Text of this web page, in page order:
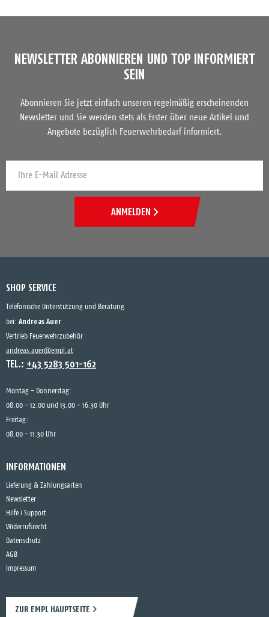
NEWSLETTER ABONNIEREN UND TOP INFORMIERT
SEIN
Abonnieren Sie jetzt einfach unseren regelmäßig erscheinenden
Newsletter und Sie werden stets als Erster über neue Artikel und
Angebote bezüglich Feuerwehrbedarf informiert.
ANMELDEN
SHOP SERVICE
Telefonische Unterstützung und Beratung
bei: Andreas Auer
Vertrieb Feuerwehrzubehör
andreas.auer@empl.at
TEL.: +43 5283 501-162
Montag - Donnerstag:
08.00 - 12.00 und 13.00 - 16.30 Uhr
Freitag:
08.00 - 11.30 Uhr
INFORMATIONEN
Lieferung & Zahlungsarten
Newsletter
Hilfe / Support
Widerrufsrecht
Datenschutz
AGB
Impressum
ZUR EMPL HAUPTSEITE